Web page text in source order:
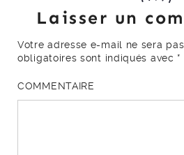
Laisser un
Votre adresse e-mail ne sera
obligatoires sont indiqués avec *
COMMENTAIRE